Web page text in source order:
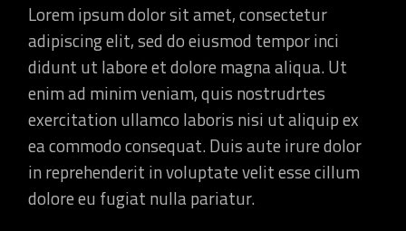
Lorem ipsum dolor sit amet, consectetur
adipiscing elit, sed do eiusmod tempor inci
didunt ut labore et dolore magna aliqua. Ut
enim ad minim veniam, quis nostrudrtes
exercitation ullamco laboris nisi ut aliquip ex
ea commodo consequat. Duis aute irure dolor
in reprehenderit in voluptate velit esse cillum
dolore eu fugiat nulla pariatur.